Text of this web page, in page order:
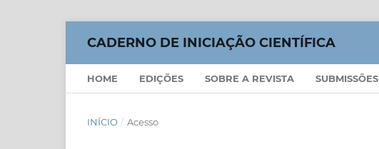
CADERNO DE INICIAÇÃO CIENTÍFICA
HOME EDIÇÕES SOBRE A REVISTA SUBMISSÕES
INÍCIO / Acesso